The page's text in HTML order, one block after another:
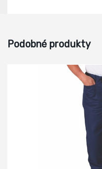
Podobné produkty